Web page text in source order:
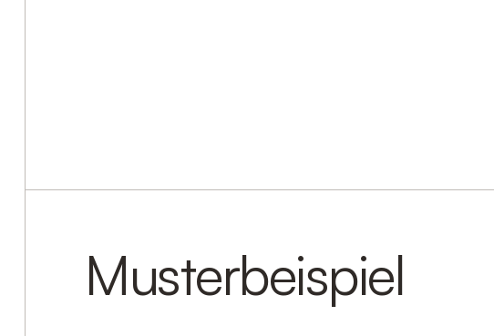
Musterbeispiel